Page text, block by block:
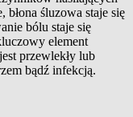
błona śluzowa staje się
bólu staje się
element
przewlekły lub
bądź infekcją.